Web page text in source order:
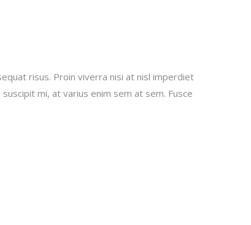
risus. Proin viverra nisi at nisl imperdiet
mi, at varius enim sem at sem. Fusce